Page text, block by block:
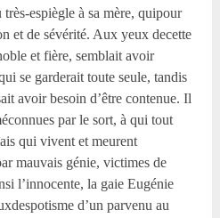
espiègle à sa mère, quipour
et de sévérité. Aux yeux decette
et fière, semblait avoir
se garderait toute seule, tandis
avoir besoin d’être contenue. Il
par le sort, à qui tout
qui vivent et meurent
mauvais génie, victimes de
l’innocente, la gaie Eugénie
d’un parvenu au